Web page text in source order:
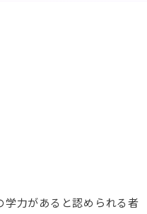
力があると認められる者